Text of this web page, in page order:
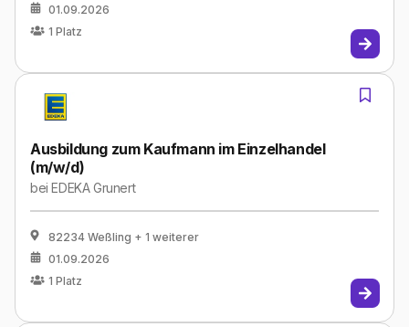
01.09.2026
1 Platz
Ausbildung zum Kaufmann im Einzelhandel
(m/w/d)
beiEDEKA Grunert
82234 Weßling + 1 weiterer
01.09.2026
1 Platz